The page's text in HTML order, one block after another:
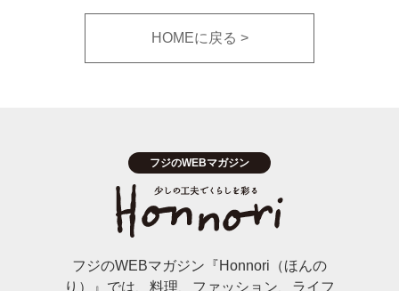
HOMEに戻る
フジのWEBマガジン『Honnori（ほんの
り）』では、料理、ファッション、ライフ